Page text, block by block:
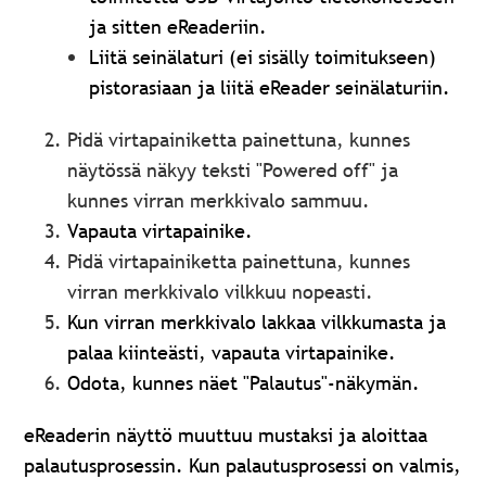
ja sitten eReaderiin.
Liitä seinälaturi (ei sisälly toimitukseen)
pistorasiaan ja liitä eReader seinälaturiin.
Pidä virtapainiketta painettuna, kunnes
näytössä näkyy teksti "Powered off" ja
kunnes virran merkkivalo sammuu.
Vapauta virtapainike.
Pidä virtapainiketta painettuna, kunnes
virran merkkivalo vilkkuu nopeasti.
Kun virran merkkivalo lakkaa vilkkumasta ja
palaa kiinteästi, vapauta virtapainike.
Odota, kunnes näet "Palautus"-näkymän.
eReaderin näyttö muuttuu mustaksi ja aloittaa
palautusprosessin. Kun palautusprosessi on valmis,